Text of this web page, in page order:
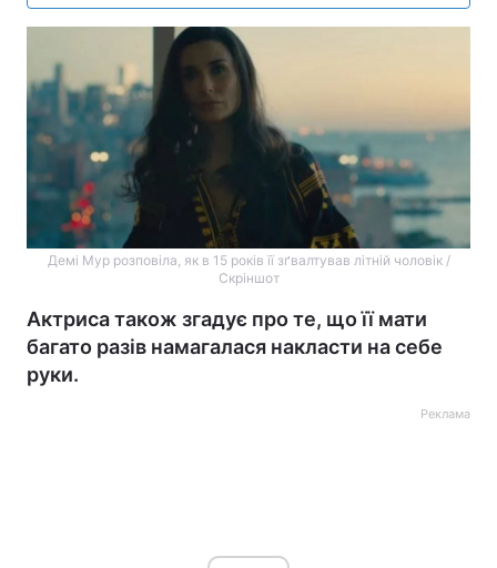
Демі Мур розповіла, як в 15 років її зґвалтував літній чоловік /
Скріншот
Актриса також згадує про те, що її мати
багато разів намагалася накласти на себе
руки.
Реклама